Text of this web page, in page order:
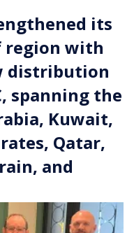
its
region with
distribution
spanning the
Kuwait,
Qatar,
and